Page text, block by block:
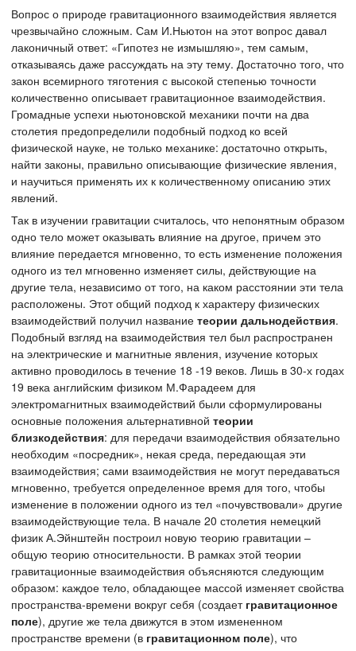
Вопрос о природе гравитационного взаимодействия является
чрезвычайно сложным. Сам И.Ньютон на этот вопрос давал
лаконичный ответ: «Гипотез не измышляю», тем самым,
отказываясь даже рассуждать на эту тему. Достаточно того, что
закон всемирного тяготения с высокой степенью точности
количественно описывает гравитационное взаимодействия.
Громадные успехи ньютоновской механики почти на два
столетия предопределили подобный подход ко всей
физической науке, не только механике: достаточно открыть,
найти законы, правильно описывающие физические явления,
и научиться применять их к количественному описанию этих
явлений.
Так в изучении гравитации считалось, что непонятным образом
одно тело может оказывать влияние на другое, причем это
влияние передается мгновенно, то есть изменение положения
одного из тел мгновенно изменяет силы, действующие на
другие тела, независимо от того, на каком расстоянии эти тела
расположены. Этот общий подход к характеру физических
взаимодействий получил название теории дальнодействия.
Подобный взгляд на взаимодействия тел был распространен
на электрические и магнитные явления, изучение которых
активно проводилось в течение 18 -19 веков. Лишь в 30-х годах
19 века английским физиком М.Фарадеем для
электромагнитных взаимодействий были сформулированы
основные положения альтернативной теории
близкодействия: для передачи взаимодействия обязательно
необходим «посредник», некая среда, передающая эти
взаимодействия; сами взаимодействия не могут передаваться
мгновенно, требуется определенное время для того, чтобы
изменение в положении одного из тел «почувствовали» другие
взаимодействующие тела. В начале 20 столетия немецкий
физик А.Эйнштейн построил новую теорию гравитации –
общую теорию относительности. В рамках этой теории
гравитационные взаимодействия объясняются следующим
образом: каждое тело, обладающее массой изменяет свойства
пространства-времени вокруг себя (создает гравитационное
поле), другие же тела движутся в этом измененном
пространстве времени (в гравитационном поле), что